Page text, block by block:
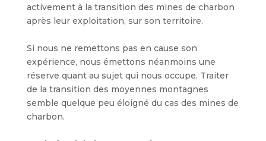
activement à la transition des mines de charbon
après leur exploitation, sur son territoire.
Si nous ne remettons pas en cause son
expérience, nous émettons néanmoins une
réserve quant au sujet qui nous occupe. Traiter
de la transition des moyennes montagnes
semble quelque peu éloigné du cas des mines de
charbon.